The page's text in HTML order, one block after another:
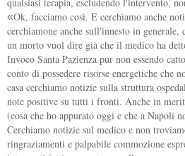
«Ok, facciamo così. E cerchiamo anche
cerchiamone anche sull'innesto in generale,
un morto vuol dire già che il medico ha
Invoco Santa Pazienza pur non essendo
conto di possedere risorse energetiche che
casa cerchiamo notizie sulla struttura
note positive su tutti i fronti. Anche in
(cosa che ho appurato oggi e che a Napoli
Cerchiamo notizie sul medico e non
ringraziamenti e palpabile commozione